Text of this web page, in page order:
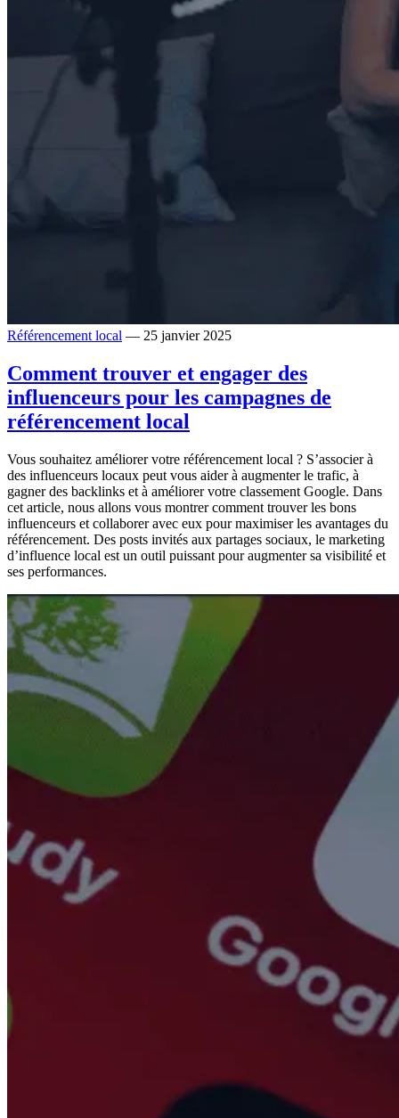
Référencement local — 25 janvier 2025
Comment trouver et engager des
influenceurs pour les campagnes de
référencement local
Vous souhaitez améliorer votre référencement local ? S’associer à
des influenceurs locaux peut vous aider à augmenter le trafic, à
gagner des backlinks et à améliorer votre classement Google. Dans
cet article, nous allons vous montrer comment trouver les bons
influenceurs et collaborer avec eux pour maximiser les avantages du
référencement. Des posts invités aux partages sociaux, le marketing
d’influence local est un outil puissant pour augmenter sa visibilité et
ses performances.